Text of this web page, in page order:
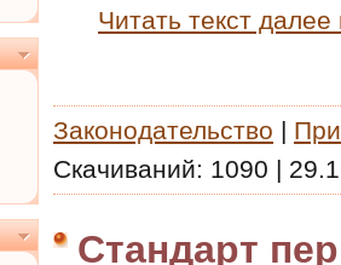
Читать текст
Законодательство |
Скачиваний: 1090 |
Стандарт